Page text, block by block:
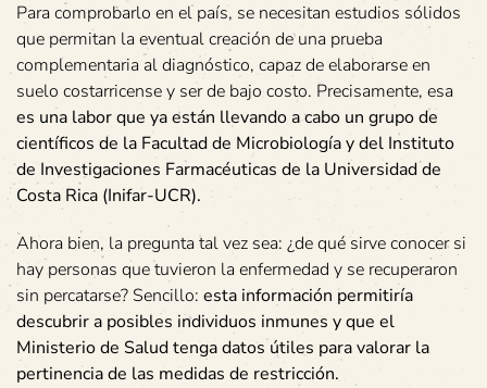
Para comprobarlo en el país, se necesitan estudios sólidos
que permitan la eventual creación de una prueba
complementaria al diagnóstico, capaz de elaborarse en
suelo costarricense y ser de bajo costo. Precisamente, esa
es una labor que ya están llevando a cabo un grupo de
científicos de la Facultad de Microbiología y del Instituto
de Investigaciones Farmacéuticas de la Universidad de
Costa Rica (Inifar-UCR).
Ahora bien, la pregunta tal vez sea: ¿de qué sirve conocer si
hay personas que tuvieron la enfermedad y se recuperaron
sin percatarse? Sencillo: esta información permitiría
descubrir a posibles individuos inmunes y que el
Ministerio de Salud tenga datos útiles para valorar la
pertinencia de las medidas de restricción.